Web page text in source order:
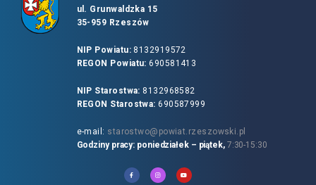
ul. Grunwaldzka 15
35-959 Rzeszów
NIP Powiatu:8132919572
REGON Powiatu: 690581413
NIP Starostwa: 8132968582
REGON Starostwa: 690587999
e-mail: starostwo@powiat.rzeszowski.pl
Godziny pracy: poniedziałek – piątek, 7:30-15:30